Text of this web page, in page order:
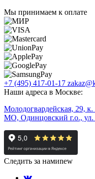
Мы принимаем к оплате
+7 (495) 417-01-17
Наши адреса в Москве:
Молодогвардейская, 29, к.
МО, Одинцовский г.о., ул.
Следить за намиnew